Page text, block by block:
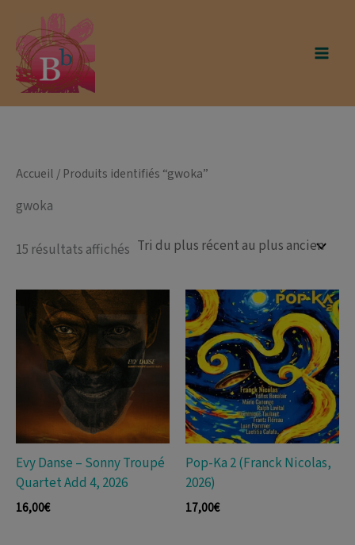
contenu
Accueil / Produits identifiés “gwoka”
gwoka
15 résultats affichés Trié
récent
au
plus
ancien
Evy Danse – Sonny Troupé
Quartet Add 4, 2026
16,00€
Pop-Ka 2 (Franck Nicolas,
2026)
17,00€